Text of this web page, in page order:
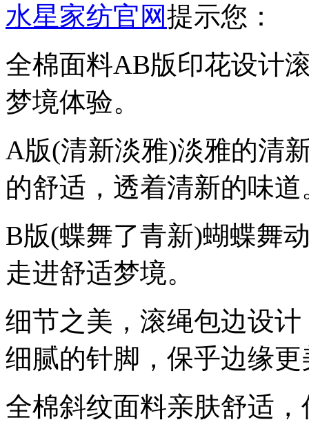
水星家纺官网提示您：
全棉面料AB版印花设计
梦境体验。
A版(清新淡雅)淡雅的清
的舒适，透着清新的味道
B版(蝶舞了青新)蝴蝶舞
走进舒适梦境。
细节之美，滚绳包边设
细腻的针脚，保乎边缘更
全棉斜纹面料亲肤舒适